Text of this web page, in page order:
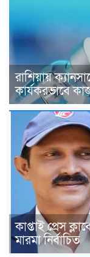
রাশিয়ায়
কার্যকরভাবে
কাপ্তাই প্রেস
মারমা নির্বাচিত